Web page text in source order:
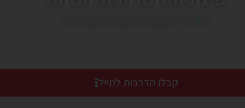
קבלו הדרכות למייל